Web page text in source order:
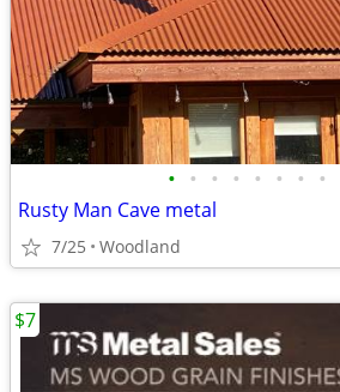
• • • • • • • •
Rusty Man Cave metal
7/25 Woodland
$7